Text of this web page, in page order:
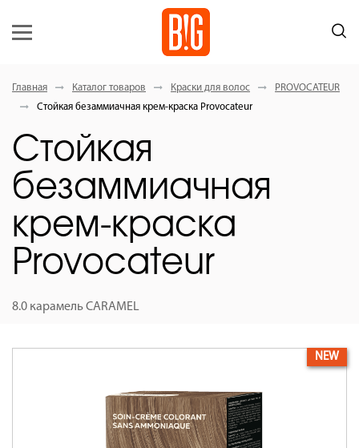
Главная Каталог товаров Краски для волос
PROVOCATEUR
Стойкая безаммиачная крем-краска Provocateur
Стойкая
безаммиачная
крем-краска
Provocateur
8.0 карамель CARAMEL
NEW